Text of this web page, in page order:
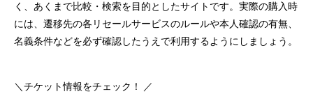
く、あくまで比較・検索を目的としたサイトです。実際の購入時
には、遷移先の各リセールサービスのルールや本人確認の有無、
名義条件などを必ず確認したうえで利用するようにしましょう。
＼チケット情報をチェック！ ／